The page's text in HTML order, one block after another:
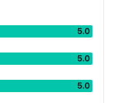
5.0
5.0
5.0